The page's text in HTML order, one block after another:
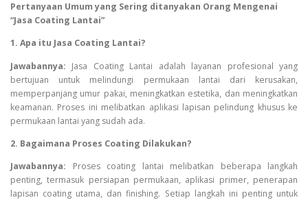
Pertanyaan Umum yang Sering ditanyakan Orang Mengenai
“Jasa Coating Lantai”
1. Apa itu Jasa Coating Lantai?
Jawabannya: Jasa Coating Lantai adalah layanan profesional yang
bertujuan untuk melindungi permukaan lantai dari kerusakan,
memperpanjang umur pakai, meningkatkan estetika, dan meningkatkan
keamanan. Proses ini melibatkan aplikasi lapisan pelindung khusus ke
permukaan lantai yang sudah ada.
2. Bagaimana Proses Coating Dilakukan?
Jawabannya: Proses coating lantai melibatkan beberapa langkah
penting, termasuk persiapan permukaan, aplikasi primer, penerapan
lapisan coating utama, dan finishing. Setiap langkah ini penting untuk